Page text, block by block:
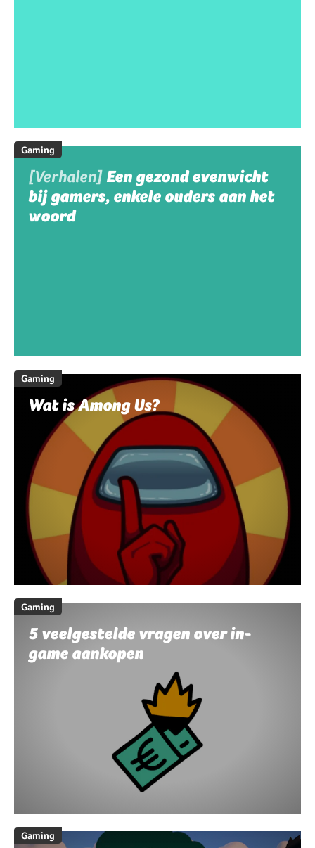
Gaming
[Verhalen] Een gezond evenwicht
bij gamers, enkele ouders aan het
woord
Gaming
Wat is Among Us?
Gaming
5 veelgestelde vragen over in-
game aankopen
Gaming